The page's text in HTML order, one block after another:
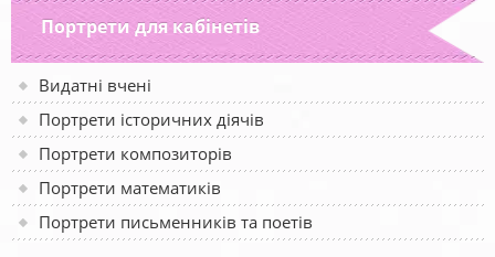
Портрети для кабінетів
Видатні вчені
Портрети історичних діячів
Портрети композиторів
Портрети математиків
Портрети письменників та поетів